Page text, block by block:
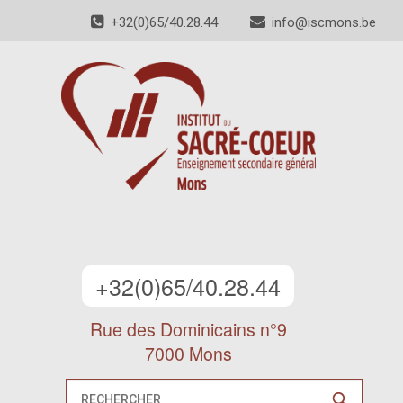
+32(0)65/40.28.44 info@iscmons.be
+32(0)65/40.28.44
Rue des Dominicains n°9
7000 Mons